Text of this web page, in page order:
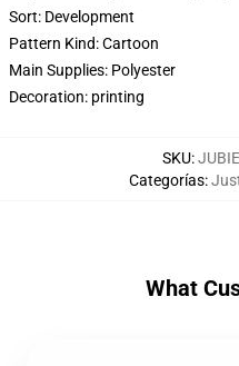
Sort: Development
Pattern Kind:Cartoon
Main Supplies: Polyester
Decoration: printing
SKU:
Categorías:
What